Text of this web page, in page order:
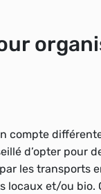
compte
d’opter pour
les transports
locaux et/ou bio.